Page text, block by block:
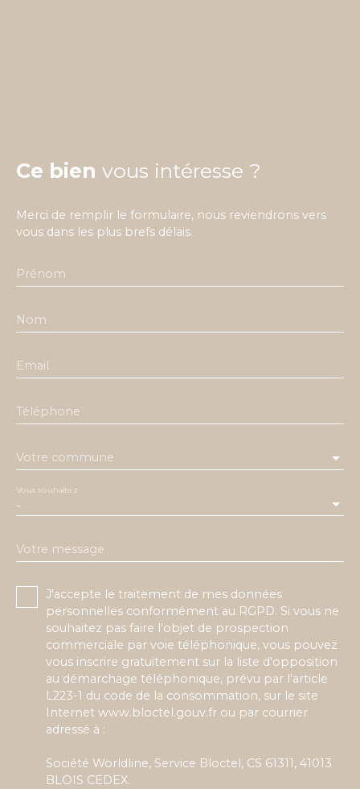
Ce bien vous intéresse ?
Merci de remplir le formulaire, nous reviendrons vers
vous dans les plus brefs délais.
Prénom
Nom
Email
Téléphone
Votre commune
-
Vous souhaitez
Votre message
J'accepte le traitement de mes données
personnelles conformément au RGPD. Si vous ne
souhaitez pas faire l'objet de prospection
commerciale par voie téléphonique, vous pouvez
vous inscrire gratuitement sur la liste d'opposition
au démarchage téléphonique, prévu par l'article
L223-1 du code de la consommation, sur le site
Internet www.bloctel.gouv.fr ou par courrier
adressé à :
Société Worldline, Service Bloctel, CS 61311, 41013
BLOIS CEDEX.